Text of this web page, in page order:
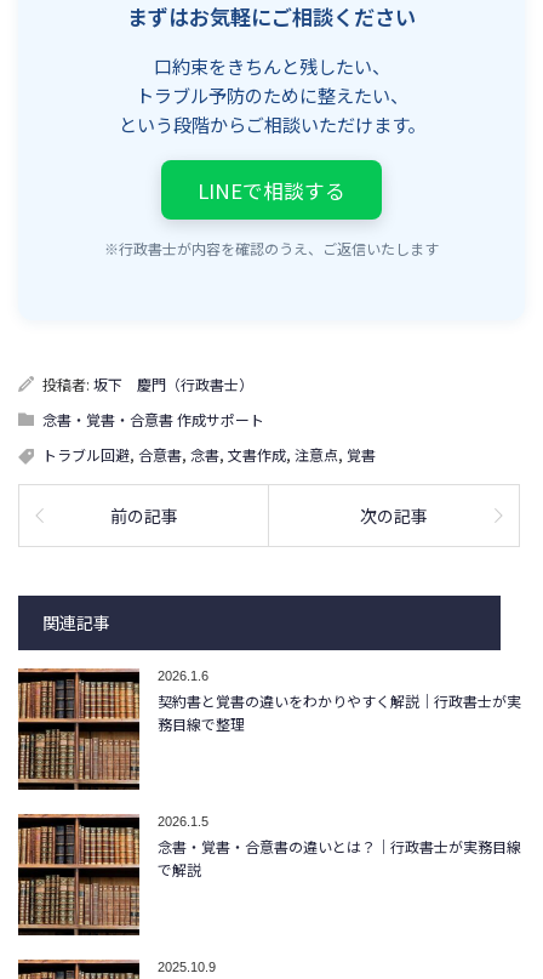
まずはお気軽にご相談ください
口約束をきちんと残したい、
トラブル予防のために整えたい、
という段階からご相談いただけます。
LINEで相談する
※行政書士が内容を確認のうえ、ご返信いたします
投稿者: 坂下 慶門（行政書士）
念書・覚書・合意書 作成サポート
トラブル回避, 合意書, 念書, 文書作成, 注意点, 覚書
前の記事 次の記事
関連記事
2026.1.6
契約書と覚書の違いをわかりやすく解説｜行政書士が実
務目線で整理
2026.1.5
念書・覚書・合意書の違いとは？｜行政書士が実務目線
で解説
2025.10.9